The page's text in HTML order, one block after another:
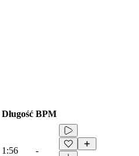
Długość BPM
1:56 -